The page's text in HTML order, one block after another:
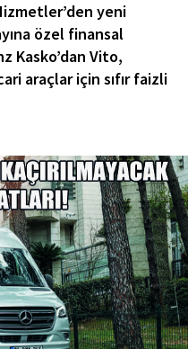
yeni
özel finansal
Kasko’dan Vito,
araçlar için sıfır faizli